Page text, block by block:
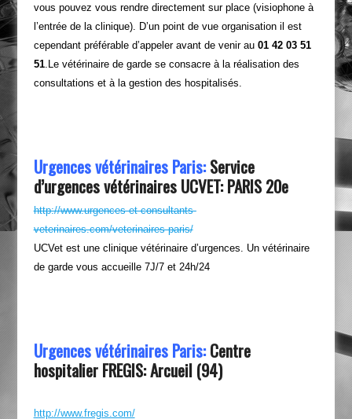
vous pouvez vous rendre directement sur place (visiophone à
l’entrée de la clinique). D’un point de vue organisation il est
cependant préférable d’appeler avant de venir au 01 42 03 51
51.Le vétérinaire de garde se consacre à la réalisation des
consultations et à la gestion des hospitalisés.
Urgences vétérinaires Paris:Service
d’urgences vétérinaires UCVET: PARIS 20e
http://www.urgences-et-consultants-
veterinaires.com/veterinaires-paris/
UCVet est une clinique vétérinaire d’urgences. Un vétérinaire
de garde vous accueille 7J/7 et 24h/24
Urgences vétérinaires Paris:Centre
hospitalier FREGIS: Arcueil (94)
http://www.fregis.com/